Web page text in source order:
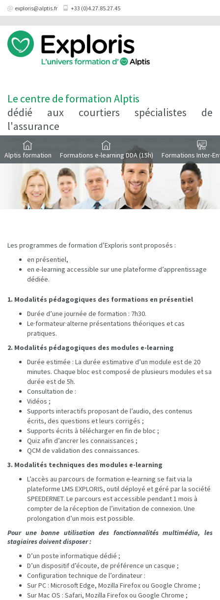
exploris@alptis.fr +33 (0)4.27.85.27.45
Le centre de formation Alptis
dédié aux courtiers spécialistes de
l'assurance
Alptis formation Formations e-learning DDA (15h) Formations Inter-
Les programmes de formation d’Exploris sont proposés :
en présentiel,
en e-learning accessible sur une plateforme d’apprentissage
dédiée.
1. Modalités pédagogiques des formations en présentiel
Durée d’une journée de formation : 7h30.
Le·formateur·alterne présentations théoriques et cas
pratiques.
2. Modalités pédagogiques des modules e-learning
Durée estimée : La durée estimative d’un module est de 20
minutes. Chaque bloc est composé de plusieurs modules et sa
durée est de 5h.
Consultation de :
Vidéos ;
Supports interactifs proposant de l’audio, des contenus
écrits, des questions et leurs corrigés ;
Supports écrits à télécharger en fin de bloc ;
Quiz afin d’ancrer les connaissances ;
QCM de validation des connaissances.
3. Modalités techniques des modules e-learning
L’accès au parcours de formation e-learning se fait via la
plateforme LMS EXPLORIS, outil déployé et géré par la société
SPEEDERNET. Le parcours est accessible pendant 1 mois à
compter de la réception de l’invitation de connexion. Une
prolongation d’un mois est possible.
Pour une bonne utilisation des fonctionnalités multimédia, les
stagiaires doivent disposer :
D’un poste informatique dédié ;
D’un dispositif d’écoute, de préférence un casque ;
Configuration technique de l’ordinateur :
Sur PC : Microsoft Edge, Mozilla Firefox ou Google Chrome ;
Sur Mac OS : Safari, Mozilla Firefox ou Google Chrome ;